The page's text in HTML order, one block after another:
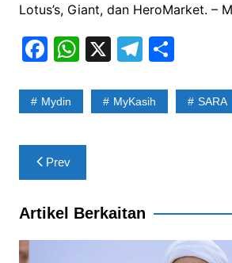
Lotus’s, Giant, dan HeroMarket. –
F
c
b
o
o
k
W
at
A
p
p
X T
e
S
ar
Mydin MyKasih SARA
Post
navigation
Prev
Artikel Berkaitan